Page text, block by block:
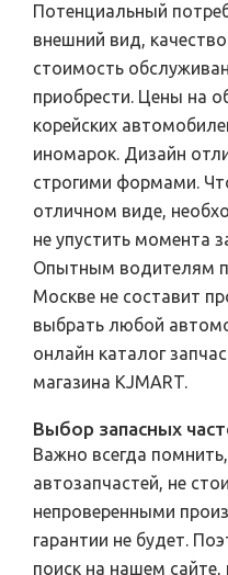
Потенциальный
внешний вид,
стоимость
приобрести. Цены на
корейских
иномарок. Дизайн
строгими формами.
отличном виде,
не упустить момента
Опытным водителям
Москве не составит
выбрать любой
онлайн каталог
магазина KJMART.
Выбор запасных
Важно всегда
автозапчастей, не
непроверенными
гарантии не будет.
поиск на нашем